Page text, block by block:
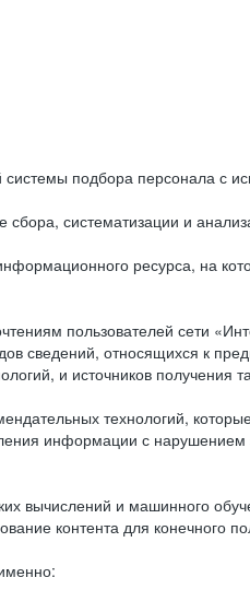
подбора персонала с
систематизации и
ресурса, на
пользователей сети
сведений, относящихся к
и источников получения
технологий,
информации с нарушением
вычислений и машинного
контента для конечного